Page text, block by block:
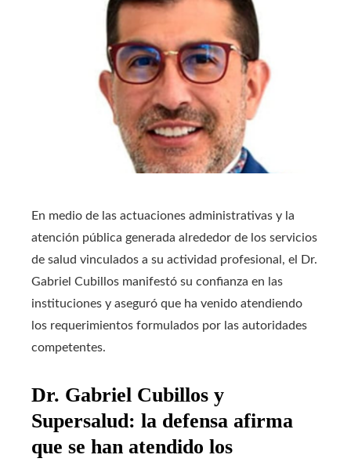
En medio de las actuaciones administrativas y la
atención pública generada alrededor de los servicios
de salud vinculados a su actividad profesional, el Dr.
Gabriel Cubillos manifestó su confianza en las
instituciones y aseguró que ha venido atendiendo
los requerimientos formulados por las autoridades
competentes.
Dr. Gabriel Cubillos y
Supersalud: la defensa afirma
que se han atendido los